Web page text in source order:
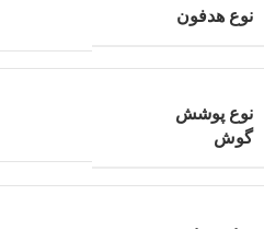
نوع هدفون
نوع پوشش
گوش